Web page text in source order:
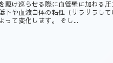
駆け巡らせる際に血管壁に加わる
下や血液自体の粘性（サラサラし
って変化します。 そし...